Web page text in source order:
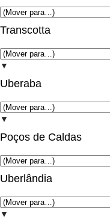
Transcotta
▼
Uberaba
▼
Poços de Caldas
Uberlândia
▼